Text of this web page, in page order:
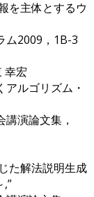
を主体とするウ
ム2009，1B-3
幸宏
ルゴリズム・
演論文集，
た解法説明生成
,”